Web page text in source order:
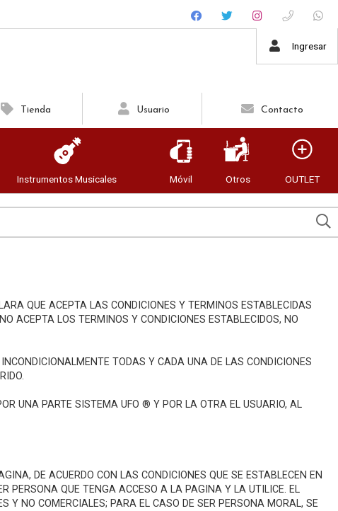
USUARIO
Recordar datos
Ingresar
Olvidé mi clave Registro
Ingresar
Tienda Usuario Contacto
Instrumentos Musicales Móvil Otros OUTLET
QUE ACEPTA LAS CONDICIONES Y TERMINOS ESTABLECIDAS
ACEPTA LOS TERMINOS Y CONDICIONES ESTABLECIDOS, NO
TODAS Y CADA UNA DE LAS CONDICIONES
UNA PARTE SISTEMA UFO ® Y POR LA OTRA EL USUARIO, AL
DE ACUERDO CON LAS CONDICIONES QUE SE ESTABLECEN EN
PERSONA QUE TENGA ACCESO A LA PAGINA Y LA UTILICE. EL
NO COMERCIALES; PARA EL CASO DE SER PERSONA MORAL, SE